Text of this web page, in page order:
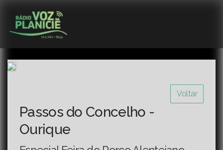
Voltar
Passos do Concelho -
Ourique